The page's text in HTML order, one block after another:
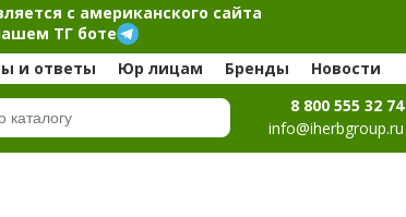
с американского сайта
ТГ боте
и ответы Юр лицам Бренды Новости
8 800 555 32 74
info@iherbgroup.ru